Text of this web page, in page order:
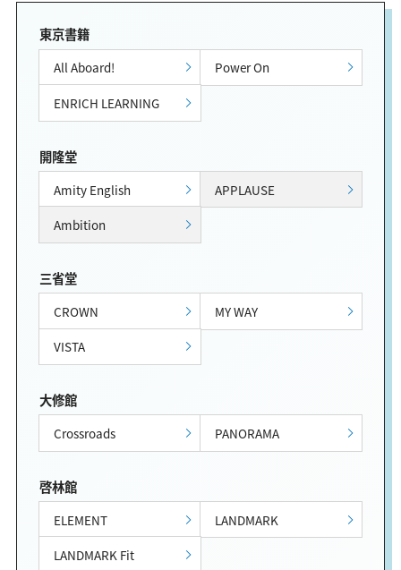
東京書籍
All Aboard!
Power On
ENRICH LEARNING
開隆堂
Amity English
APPLAUSE
Ambition
三省堂
CROWN
MY WAY
VISTA
大修館
Crossroads PANORAMA
啓林館
ELEMENT
LANDMARK
LANDMARK Fit